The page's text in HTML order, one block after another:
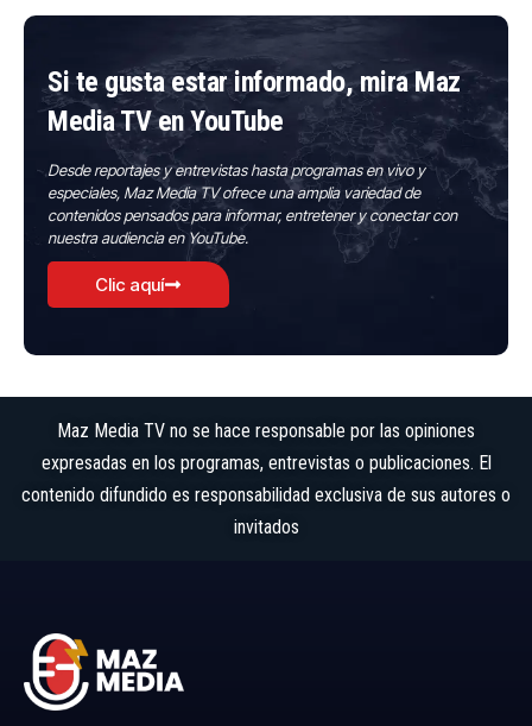
Si te gusta estar informado, mira Maz
Media TV en YouTube
Desde reportajes y entrevistas hasta programas en vivo y
especiales, Maz Media TV ofrece una amplia variedad de
contenidos pensados para informar, entretener y conectar con
nuestra audiencia en YouTube.
Clic aquí
Maz Media TV no se hace responsable por las opiniones
expresadas en los programas, entrevistas o publicaciones. El
contenido difundido es responsabilidad exclusiva de sus autores o
invitados